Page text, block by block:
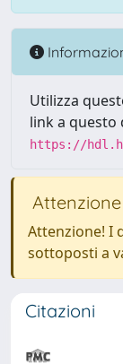
Utilizza
link a questo
https://
Attenzione
Attenzione! I
sottoposti a
Citazioni